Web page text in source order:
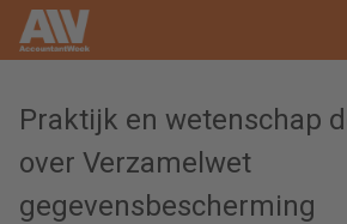
Praktijk en wetenschap
over Verzamelwet
gegevensbescherming